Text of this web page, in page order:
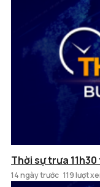
Thời sự trưa
14 ngày trước 119 lượt